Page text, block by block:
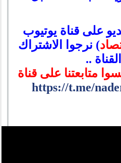
على قناة يوتيوب
) نرجوا الاشتراك
..
متابعتنا على قناة
https://t.me/